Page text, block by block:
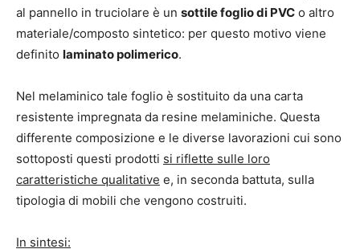
al pannello in truciolare è un sottile foglio di PVC o altro
materiale/composto sintetico: per questo motivo viene
definito laminato polimerico.
Nel melaminico tale foglio è sostituito da una carta
resistente impregnata da resine melaminiche. Questa
differente composizione e le diverse lavorazioni cui sono
sottoposti questi prodotti si riflette sulle loro
caratteristiche qualitative e, in seconda battuta, sulla
tipologia di mobili che vengono costruiti.
In sintesi: